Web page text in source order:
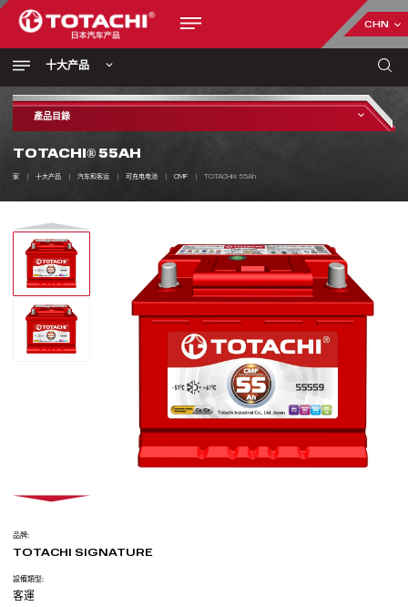
CHN
十大产品
產品目錄
TOTACHI® 55AH
家 十大产品 汽车和客运 可充电电池 CMF TOTACHI® 55Ah
品牌:
TOTACHI SIGNATURE
設備類型:
客運